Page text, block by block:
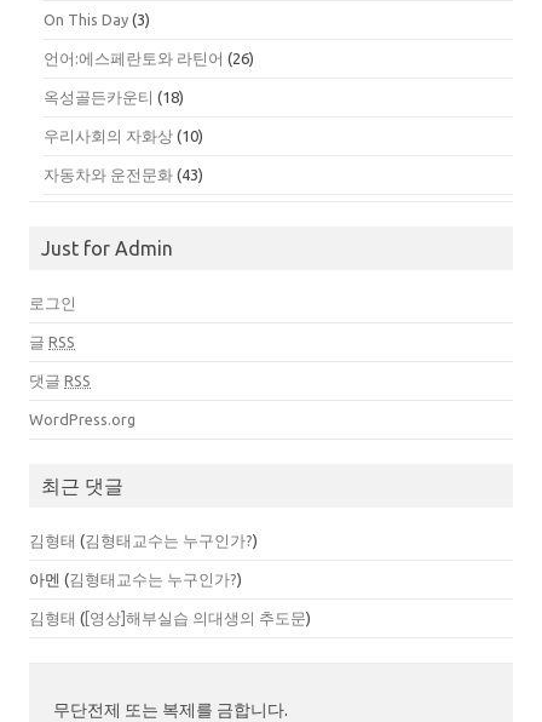
On This Day (3)
언어:에스페란토와 라틴어 (26)
옥성골든카운티 (18)
우리사회의 자화상 (10)
자동차와 운전문화 (43)
Just for Admin
로그인
글 RSS
댓글 RSS
WordPress.org
최근 댓글
김형태 (김형태교수는 누구인가?)
아멘 (김형태교수는 누구인가?)
김형태 ( [영상]해부실습 의대생의 추도문)
무단전제 또는 복제를 금합니다.